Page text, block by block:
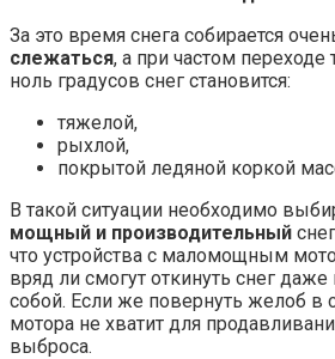
За это время снега собирается
слежаться, а при частом переходе
ноль градусов снег становится:
тяжелой,
рыхлой,
покрытой ледяной коркой
В такой ситуации необходимо
мощный и производительный
что устройства с маломощным
вряд ли смогут откинуть снег
собой. Если же повернуть желоб в
мотора не хватит для
выброса.